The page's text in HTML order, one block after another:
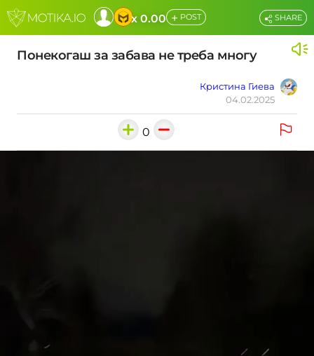
x 0.00 + POST
Понекогаш за забава не треба многу
Кристина Гиева
04.02.2025
SHARE
0